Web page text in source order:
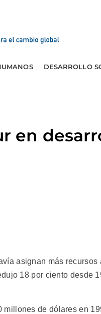
DESARROLLO
en
asignan más
18 por ciento desde
de dólares en